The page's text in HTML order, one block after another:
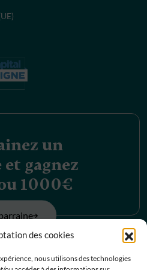
des cookies
nous utilisons des technologies
un
gagnez
1000€
nos